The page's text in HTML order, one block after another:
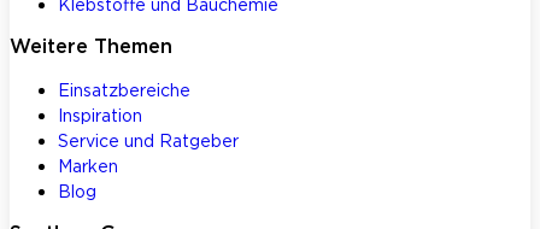
Weitere Themen
Einsatzbereiche
Inspiration
Service und Ratgeber
Marken
Blog